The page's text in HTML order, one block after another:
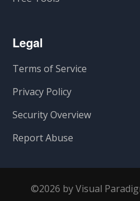
Legal
Terms of Service
Privacy Policy
Security Overview
Report Abuse
©2026 by Visual